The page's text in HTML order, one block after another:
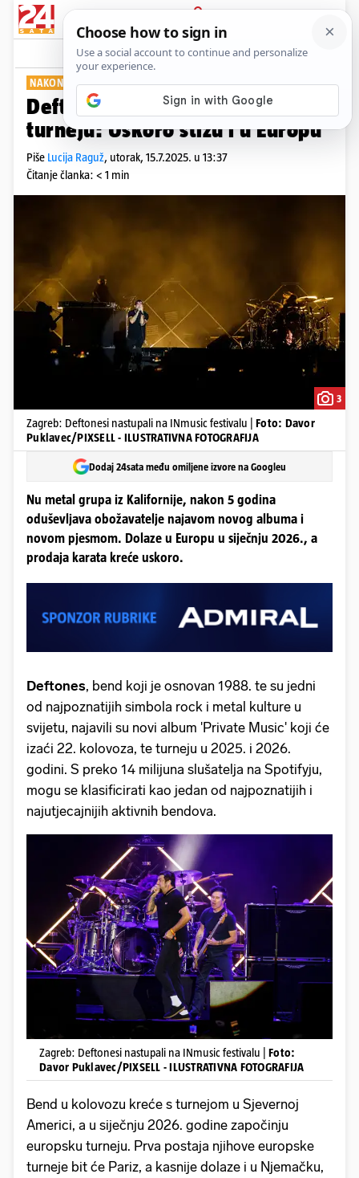
PRIJAVA
Show Komentari
NAKON 5 GODINA PAUZE
Deftones najavili novi album i
turneju: Uskoro stižu i u Europu
Piše Lucija Raguž, utorak, 15.7.2025. u 13:37
Čitanje članka: < 1 min
3
Zagreb: Deftonesi nastupali na INmusic festivalu | Foto: Davor
Puklavec/PIXSELL - ILUSTRATIVNA FOTOGRAFIJA
Dodaj 24sata među omiljene izvore na Googleu
Nu metal grupa iz Kalifornije, nakon 5 godina
oduševljava obožavatelje najavom novog albuma i
novom pjesmom. Dolaze u Europu u siječnju 2026., a
prodaja karata kreće uskoro.
Deftones, bend koji je osnovan 1988. te su jedni
od najpoznatijih simbola rock i metal kulture u
svijetu, najavili su novi album 'Private Music' koji će
izaći 22. kolovoza, te turneju u 2025. i 2026.
godini. S preko 14 milijuna slušatelja na Spotifyju,
mogu se klasificirati kao jedan od najpoznatijih i
najutjecajnijih aktivnih bendova.
Zagreb: Deftonesi nastupali na INmusic festivalu | Foto:
Davor Puklavec/PIXSELL - ILUSTRATIVNA FOTOGRAFIJA
Bend u kolovozu kreće s turnejom u Sjevernoj
Americi, a u siječnju 2026. godine započinju
europsku turneju. Prva postaja njihove europske
turneje bit će Pariz, a kasnije dolaze i u Njemačku,